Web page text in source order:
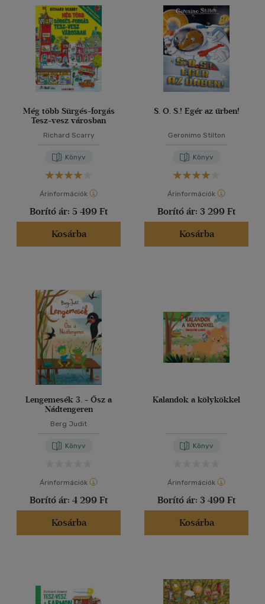
Még több Sürgés-forgás
Tesz-vesz városban
Richard Scarry
Könyv
Árinformációk
Borító ár: 5 499 Ft
Kosárba
S. O. S.! Egér az űrben!
Geronimo Stilton
Könyv
Árinformációk
Borító ár: 3 299 Ft
Kosárba
Lengemesék 3. - Ősz a
Nádtengeren
Berg Judit
Könyv
Árinformációk
Borító ár: 4 299 Ft
Kosárba
Kalandok a kölykökkel
Könyv
Árinformációk
Borító ár: 3 499 Ft
Kosárba